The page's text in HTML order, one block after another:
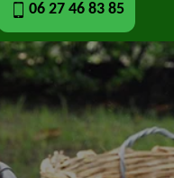
06 27 46 83 85